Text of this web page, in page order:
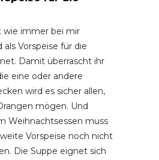
wie immer bei mir
Vorspeise für die
Damit überrascht ihr
eine oder andere
wird es sicher allen,
mögen. Und
Weihnachtsessen muss
Vorspeise noch nicht
Die Suppe eignet sich